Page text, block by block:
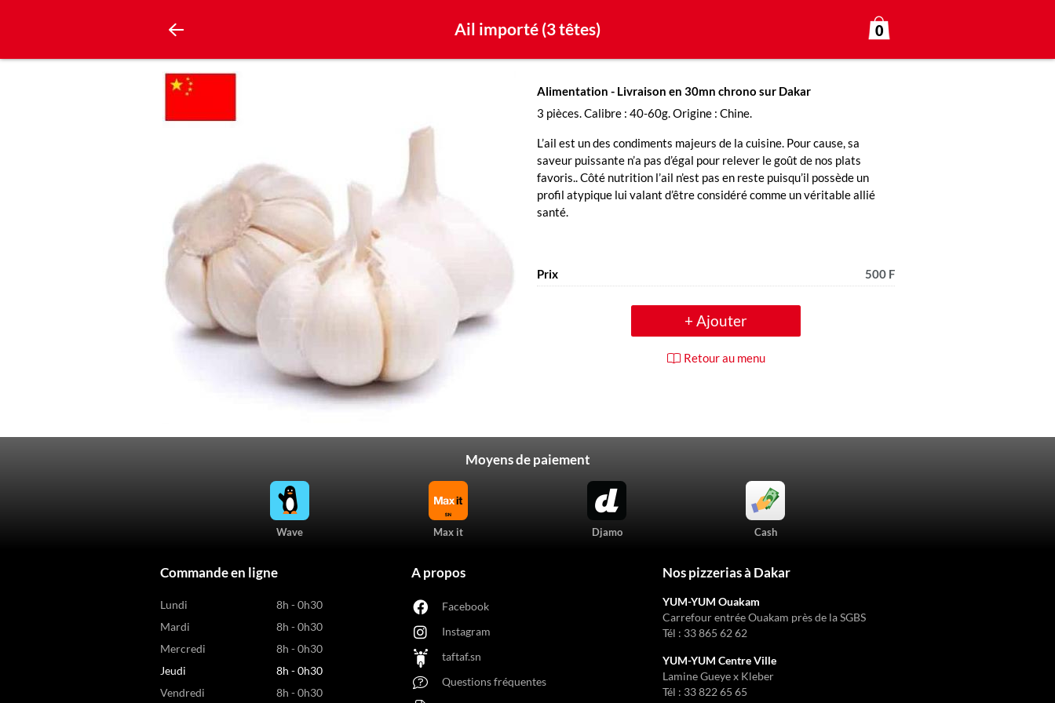
Ail importé (3 têtes) 0
Alimentation - Livraison en 30mn chrono sur Dakar
3 pièces. Calibre : 40-60g. Origine : Chine.
L’ail est un des condiments majeurs de la cuisine. Pour cause, sa
saveur puissante n’a pas d’égal pour relever le goût de nos plats
favoris.. Côté nutrition l’ail n’est pas en reste puisqu’il possède un
profil atypique lui valant d’être considéré comme un véritable allié
santé.
Prix 500 F
+ Ajouter
Retour au menu
Moyens de paiement
Wave Max it Djamo Cash
Commande en ligne
Lundi
8h - 0h30
Mardi
8h - 0h30
Mercredi
8h - 0h30
Jeudi
8h - 0h30
Vendredi
8h - 0h30
A propos
Facebook
Instagram
taftaf.sn
Questions fréquentes
Nos pizzerias à Dakar
YUM-YUM Ouakam
Carrefour entrée Ouakam près de la SGBS
Tél : 33 865 62 62
YUM-YUM Centre Ville
Lamine Gueye x Kleber
Tél : 33 822 65 65